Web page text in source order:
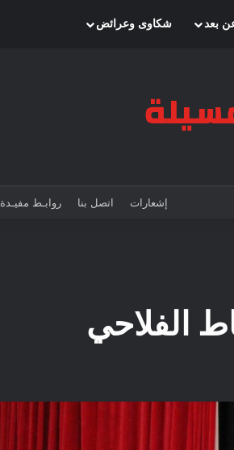
عن بعد شكاوى وعرائض
إشعارات اتصل بنا روابـط مفيـدة
الفلاحي